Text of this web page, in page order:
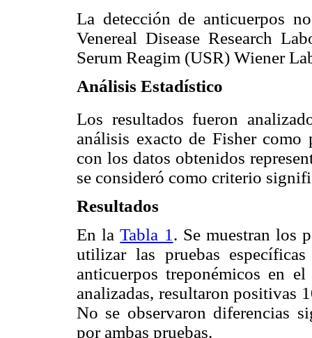
La detección de anticuerpos
Venereal Disease Research
Serum Reagim (USR) Wiener
Análisis Estadístico
Los resultados fueron
análisis exacto de Fisher como
con los datos obtenidos
se consideró como criterio
Resultados
En laTabla 1 . Se muestran los
utilizar las pruebas
anticuerpos treponémicos en
analizadas, resultaron
No se observaron diferencias
por ambas pruebas.